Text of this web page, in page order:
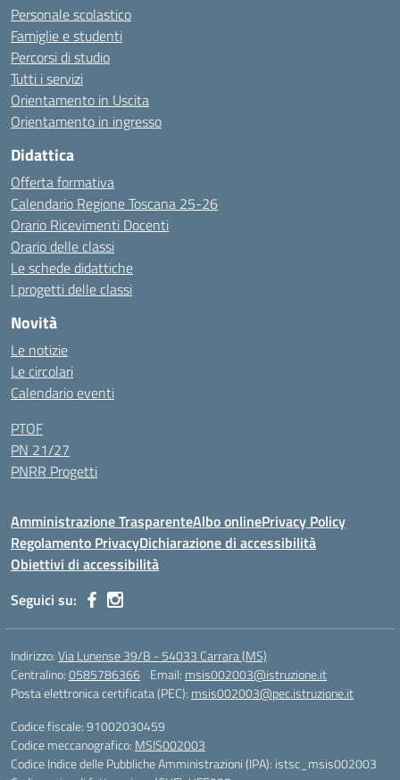
Personale scolastico
Famiglie e studenti
Percorsi di studio
Tutti i servizi
Orientamento in Uscita
Orientamento in ingresso
Didattica
Offerta formativa
Calendario Regione Toscana 25-26
Orario Ricevimenti Docenti
Orario delle classi
Le schede didattiche
I progetti delle classi
Novità
Le notizie
Le circolari
Calendario eventi
PTOF
PN 21/27
PNRR Progetti
Amministrazione TrasparenteAlbo onlinePrivacy Policy
Regolamento PrivacyDichiarazione di accessibilità
Obiettivi di accessibilità
Seguici su:
Indirizzo:Via Lunense 39/B - 54033 Carrara (MS)
Centralino:0585786366 Email: msis002003@istruzione.it
Posta elettronica certificata (PEC): msis002003@pec.istruzione.it
Codice fiscale: 91002030459
Codice meccanografico: MSIS002003
Codice Indice delle Pubbliche Amministrazioni (IPA): istsc_msis002003